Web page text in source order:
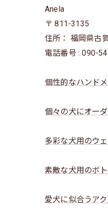
Anela
〒811-3135
住所： 福岡県古
電話番号 :090-
個性的なハンド
個々の犬にオー
多彩な犬用のウ
素敵な犬用のボ
愛犬に似合うア